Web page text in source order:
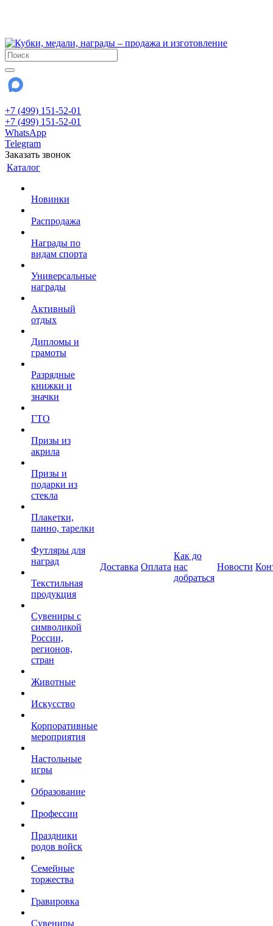
+7 (499) 151-52-01
+7 (499) 151-52-01
WhatsApp
Telegram
Заказать звонок
Каталог
Новинки
Распродажа
Награды по
видам спорта
Универсальные
награды
Активный
отдых
Дипломы и
грамоты
Разрядные
книжки и
значки
ГТО
Призы из
акрила
Призы и
подарки из
стекла
Плакетки,
панно, тарелки
Футляры для
наград
Текстильная
продукция
Сувениры с
символикой
России,
регионов,
стран
Животные
Искусство
Корпоративные
мероприятия
Настольные
игры
Образование
Профессии
Праздники
родов войск
Семейные
торжества
Гравировка
Сувениры
Доставка Оплата
Как до
нас
добраться
Новости